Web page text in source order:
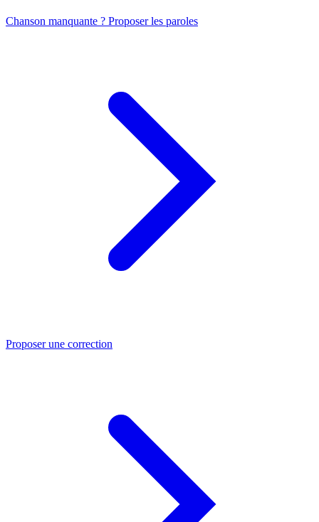
Chanson manquante ? Proposer les paroles
Proposer une correction